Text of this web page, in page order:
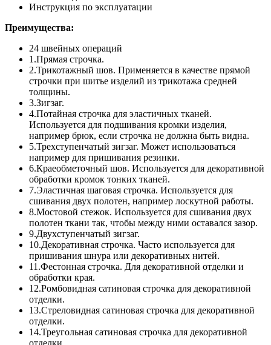
Инструкция по эксплуатации
Преимущества:
24 швейных операций
1.Прямая строчка.
2.Трикотажный шов. Применяется в качестве прямой
строчки при шитье изделий из трикотажа средней
толщины.
3.Зигзаг.
4.Потайная строчка для эластичных тканей.
Используется для подшивания кромки изделия,
например брюк, если строчка не должна быть видна.
5.Трехступенчатый зигзаг. Может использоваться
например для пришивания резинки.
6.Краеобметочный шов. Используется для декоративной
обработки кромок тонких тканей.
7.Эластичная шаговая строчка. Используется для
сшивания двух полотен, например лоскутной работы.
8.Мостовой стежок. Используется для сшивания двух
полотен ткани так, чтобы между ними оставался зазор.
9.Двухступенчатый зигзаг.
10.Декоративная строчка. Часто используется для
пришивания шнура или декоративных нитей.
11.Фестонная строчка. Для декоративной отделки и
обработки края.
12.Ромбовидная сатиновая строчка для декоративной
отделки.
13.Стреловидная сатиновая строчка для декоративной
отделки.
14.Треугольная сатиновая строчка для декоративной
отделки.